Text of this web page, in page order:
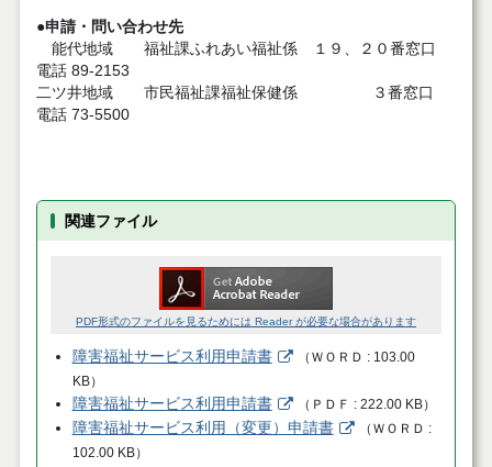
●申請・問い合わせ先
能代地域 福祉課ふれあい福祉係 １９、２０番窓口
電話 89-2153
二ツ井地域 市民福祉課福祉保健係 ３番窓口
電話 73-5500
関連ファイル
PDF形式のファイルを見るためには Reader が必要な場合があります
障害福祉サービス利用申請書 （ ＷＯＲＤ
103.00
KB）
障害福祉サービス利用申請書 （ ＰＤＦ 222.00 KB）
障害福祉サービス利用（変更）申請書 （ ＷＯＲＤ
102.00 KB）